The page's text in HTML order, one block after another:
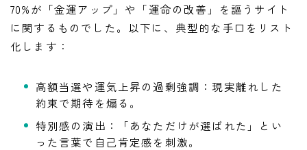
70%が「金運アップ」や「運命の改善」を謳うサイト
に関するものでした。以下に、典型的な手口をリスト
化します：
高額当選や運気上昇の過剰強調：現実離れした
約束で期待を煽る。
特別感の演出：「あなただけが選ばれた」とい
った言葉で自己肯定感を刺激。